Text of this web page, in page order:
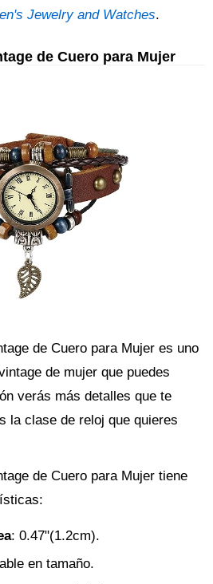
Jewelry and Watches.
de Cuero para Mujer
de Cuero para Mujer es uno
de mujer que puedes
verás más detalles que te
la clase de reloj que quieres
de Cuero para Mujer tiene
: 0.47"(1.2cm).
en tamaño.